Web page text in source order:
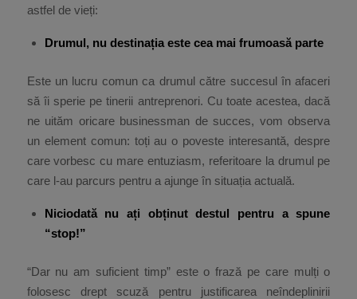
astfel de vieți:
Drumul, nu destinația este cea mai frumoasă parte
Este un lucru comun ca drumul către succesul în afaceri
să îi sperie pe tinerii antreprenori. Cu toate acestea, dacă
ne uităm oricare businessman de succes, vom observa
un element comun: toți au o poveste interesantă, despre
care vorbesc cu mare entuziasm, referitoare la drumul pe
care l-au parcurs pentru a ajunge în situația actuală.
Niciodată nu ați obținut destul pentru a spune
“stop!”
“Dar nu am suficient timp” este o frază pe care mulți o
folosesc drept scuză pentru justificarea neîndeplinirii